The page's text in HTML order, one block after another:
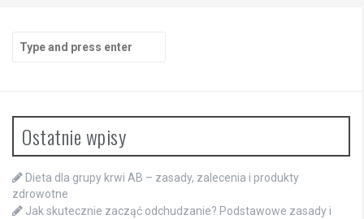
for:
Ostatnie wpisy
Dieta dla grupy krwi AB – zasady, zalecenia i produkty
zdrowotne
Jak skutecznie zacząć odchudzanie? Podstawowe zasady i